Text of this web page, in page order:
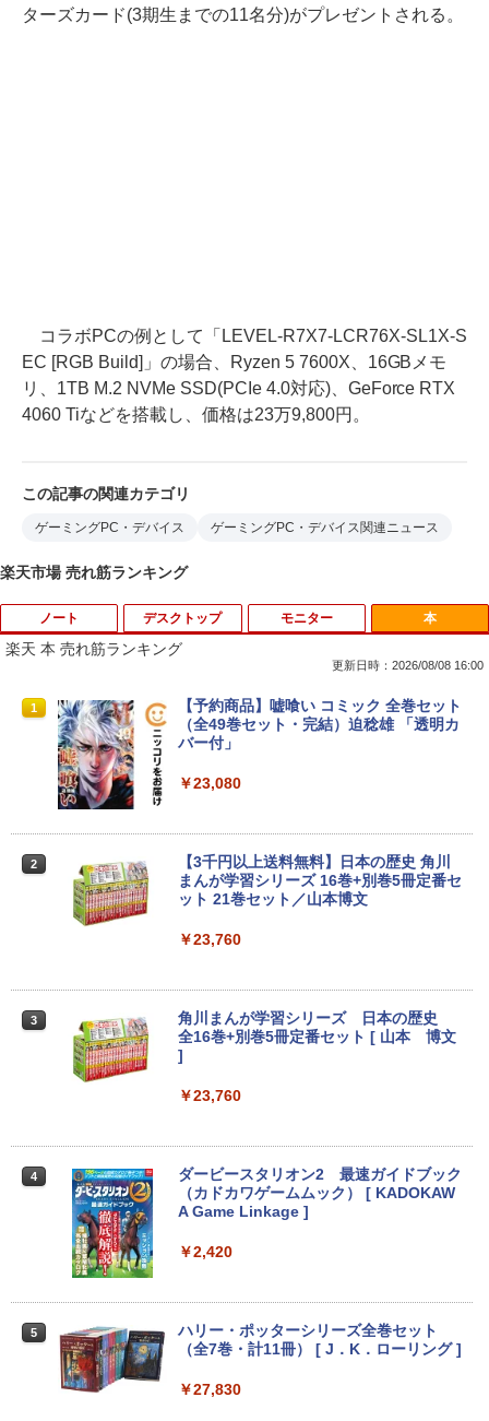
ターズカード(3期生までの11名分)がプレゼントされる。
コラボPCの例として「LEVEL-R7X7-LCR76X-SL1X-S
EC [RGB Build]」の場合、Ryzen 5 7600X、16GBメモ
リ、1TB M.2 NVMe SSD(PCIe 4.0対応)、GeForce RTX
4060 Tiなどを搭載し、価格は23万9,800円。
この記事の関連カテゴリ
ゲーミングPC・デバイス ゲーミングPC・デバイス関連ニュース
楽天市場 売れ筋ランキング
ノート
1
バッファロー HD-LE4U3-BB USB3.2(Ge
n.1)対応外付けHDD 4TB ブラック
2
本日10倍！高性能第10世代Core i7-1061
0Uノートパソコン 中古 Dynabook G83
超軽量約779g メモリ最大16GB 新品SSD
GWIFI Bluetooth内蔵 中古パソコン Mic
rosoftOffice2024可 Windows11 送料無
￥27,600
NEC LAVIE ラビィ 整備済 NS150N / 100
N CPU 高速 SSD 第8世代 白 Windows1
EBカメラ テンキー DVD書込 OFFICE付
き ブルートゥース 設定済み 無線LAN 大
画面 15.6 ノートPC ラビ 中古 ノートパ
ソコン 送料込
￥29,999
4
＼11日まで限定価格／【楽天1位】ノー
トパソコン 新品 福袋 6点セット Intel Pe
ntium GOLD 6500Y メモリ12GB SSD25
設定済み 15.6インチ フルHD ノートPC
デスクトップ
1
【★最大100%ポイント】おまかせ 中古
パソコン Windows XP Celeron or Core
2 メモリ 4GB HDD 250GB DVDドライブ
安心保証 初期設定不要
【中古】純正ATI Apple Radeon HD 577
ップ 102C0160200
Windows11 中古パソコン EPSON エプ
メモリ8GB HDD500GB 18.5インチ ディ
【中古】
￥17,600
￥22,660
モニター
1
HP ProDisplay P19A 19インチ スクエア
ブラック LED液晶モニター 薄型 ノング
レア 液晶ディスプレイ 1280x1024 SXG
【中古良品】【安心保証】PHILIPS 223V
5L 21.5 インチフル HD 液晶モニター HD
IODATA 液晶モニター LCD-MF224EDW
21.5インチワイド ホワイト LCD LEDバ
ADSカラーパネル 非光沢 ノングレア HD
￥4,600
NEC AS223WM 液晶モニター 21.5イン
ub VGA HDMI ディスプレイ PS4 switch
対応 スイッチ 【中古】
￥5,200
本
楽天 本 売れ筋ランキング
更新日時：2026/08/08 16:00
1
【予約商品】嘘喰い コミック 全巻セット
（全49巻セット・完結）迫稔雄 「透明カ
バー付」
￥23,080
2
【3千円以上送料無料】日本の歴史 角川
まんが学習シリーズ 16巻+別巻5冊定番セ
ット 21巻セット／山本博文
￥23,760
3
角川まんが学習シリーズ 日本の歴史
全16巻+別巻5冊定番セット [ 山本 博文
]
￥23,760
4
ダービースタリオン2 最速ガイドブック
（カドカワゲームムック） [ KADOKAW
A Game Linkage ]
￥2,420
5
ハリー・ポッターシリーズ全巻セット
（全7巻・計11冊） [ J．K．ローリング ]
￥27,830